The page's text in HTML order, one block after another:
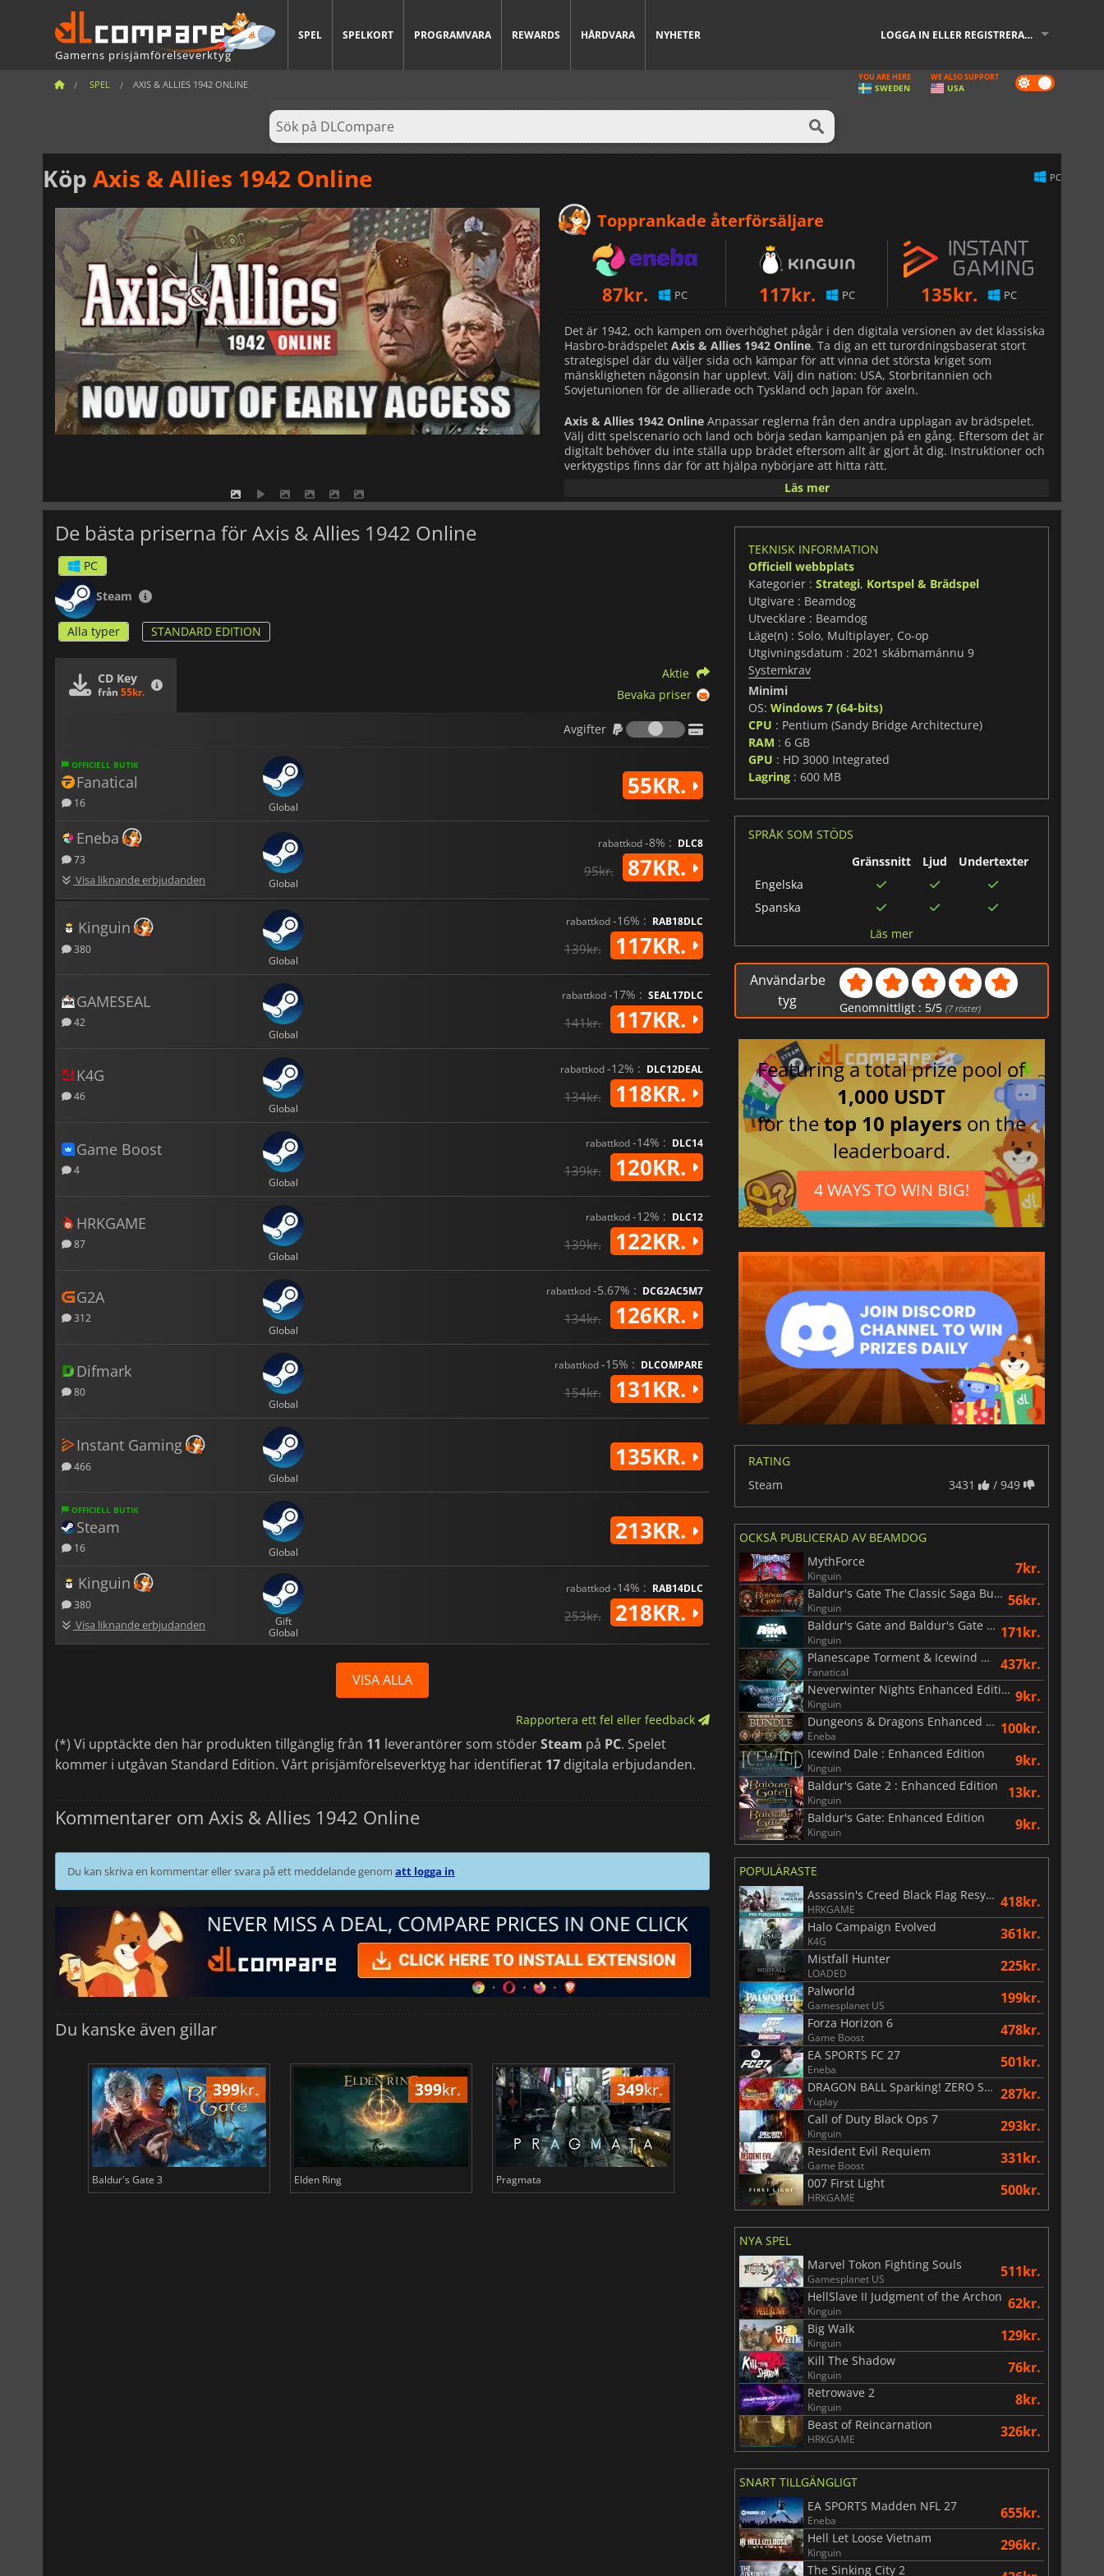
Gamerns prisjämförelseverktyg
SPEL SPELKORT PROGRAMVARA REWARDS HÅRDVARA NYHETER LOGGA IN ELLER REGISTRERA DIG
SPEL AXIS & ALLIES 1942 ONLINE Dark
mode
YOU ARE HERE
SWEDEN
WE ALSO SUPPORT
USA
Köp Axis & Allies 1942 Online PC
Topprankade återförsäljare
87kr. PC 117kr. PC 135kr. PC
Det är 1942, och kampen om överhöghet pågår i den digitala versionen av det klassiska
Hasbro-brädspelet Axis & Allies 1942 Online. Ta dig an ett turordningsbaserat stort
strategispel där du väljer sida och kämpar för att vinna det största kriget som
mänskligheten någonsin har upplevt. Välj din nation: USA, Storbritannien och
Sovjetunionen för de allierade och Tyskland och Japan för axeln.
Axis & Allies 1942 Online Anpassar reglerna från den andra upplagan av brädspelet.
Välj ditt spelscenario och land och börja sedan kampanjen på en gång. Eftersom det är
digitalt behöver du inte ställa upp brädet eftersom allt är gjort åt dig. Instruktioner och
verktygstips finns där för att hjälpa nybörjare att hitta rätt.
Eftersom spelet är turordningsbaserat kan du spela det när din tid tillåter. Din
krigsdagbok kommer att berätta historien om tidigare händelser så att du inte behöver
titta på brädet hela tiden. I en rankad match kan du till och med vänta upp till 24
Utför strider som förstärks av grafik, medryckande musik och ljudeffekter. Spela solo
mot en AI-motståndare eller spela som ett lag med vänner genom att lämna över
kontrollen till en annan spelare. Cross-play med andra på en surfplatta, en dator, en
Mac eller en Linux-maskin. Och om du känner behov av en riktig utmaning kan du testa
Axis & Allies 1942 Online-spelarna i världen i officiella
Läs mer
De bästa priserna för Axis & Allies 1942 Online
PC
Steam
Alla typer STANDARD EDITION
CD Key
från 55kr.
Aktie
Bevaka priser
Avgifter
Avgifter
OFFICIELL BUTIK
Fanatical
16 Global
55KR.
Eneba
73
Visa liknande erbjudanden Global
rabattkod-8% : DLC8
95kr. 87KR.
Kinguin
380
Global
rabattkod-16% : RAB18DLC
139kr. 117KR.
GAMESEAL
42
Global
rabattkod-17% : SEAL17DLC
141kr. 117KR.
K4G
46
Global
rabattkod-12% : DLC12DEAL
134kr. 118KR.
Game Boost
4
Global
rabattkod-14% : DLC14
139kr. 120KR.
HRKGAME
87
Global
rabattkod-12% : DLC12
139kr. 122KR.
G2A
312
Global
rabattkod-5.67% : DCG2AC5M7
134kr. 126KR.
Difmark
80
Global
rabattkod-15% : DLCOMPARE
154kr. 131KR.
Instant Gaming
466
Global
135KR.
OFFICIELL BUTIK
Steam
16 Global
213KR.
Kinguin
380
Visa liknande erbjudanden
Gift
Global
rabattkod-14% : RAB14DLC
253kr. 218KR.
VISA ALLA
Rapportera ett fel eller feedback
(*) Vi upptäckte den här produkten tillgänglig från 11 leverantörer som stöderSteam på PC. Spelet
kommer i utgåvan Standard Edition. Vårt prisjämförelseverktyg har identifierat 17 digitala erbjudanden.
Kommentarer om Axis & Allies 1942 Online
Du kan skriva en kommentar eller svara på ett meddelande genom att logga in
Du kanske även gillar
399kr.
Baldur's Gate 3
399kr.
Elden Ring
349kr.
Pragmata
74kr.
Total War WARHAMMER 3
169
TEKNISK INFORMATION
Officiell webbplats
Kategorier : Strategi, Kortspel & Brädspel
Utgivare : Beamdog
Utvecklare : Beamdog
Läge(n) : Solo, Multiplayer, Co-op
Utgivningsdatum : 2021 skábmamánnu 9
Systemkrav
Minimi
OS: Windows 7 (64-bits)
CPU : Pentium (Sandy Bridge Architecture)
RAM : 6 GB
GPU : HD 3000 Integrated
Lagring: 600 MB
SPRÅK SOM STÖDS
Gränssnitt
Ljud
Undertexter
Engelska
Spanska
Franska
Italienska
Brasiliansk
portugisiska
Polska
Läs mer
Användarbe
tyg
Genomnittligt : 5/5 (7 röster)
Featuring a total prize pool of
1,000 USDT
for thetop 10 players on the
leaderboard.
4 WAYS TO WIN BIG!
RATING
Steam
3431 / 949
OCKSÅ PUBLICERAD AV BEAMDOG
MythForce
Kinguin 7kr.
Baldur's Gate The Classic Saga Bundle
Kinguin 56kr.
Baldur's Gate and Baldur's Gate II Enhanced Editions
Kinguin 171kr.
Planescape Torment & Icewind Dale Enhanced Editions
Fanatical 437kr.
Neverwinter Nights Enhanced Edition
Kinguin 9kr.
Dungeons & Dragons Enhanced Classics Bundle
Eneba 100kr.
Icewind Dale : Enhanced Edition
Kinguin 9kr.
Baldur's Gate 2 : Enhanced Edition
Kinguin 13kr.
Baldur's Gate: Enhanced Edition
Kinguin 9kr.
POPULÄRASTE
Assassin's Creed Black Flag Resynced
HRKGAME 418kr.
Halo Campaign Evolved
K4G 361kr.
Mistfall Hunter
LOADED 225kr.
Palworld
Gamesplanet US 199kr.
Forza Horizon 6
Game Boost 478kr.
EA SPORTS FC 27
Eneba 501kr.
DRAGON BALL Sparking! ZERO Super Limit Breaking NEO
Yuplay 287kr.
Call of Duty Black Ops 7
Kinguin 293kr.
Resident Evil Requiem
Game Boost 331kr.
007 First Light
HRKGAME 500kr.
NYA SPEL
Marvel Tokon Fighting Souls
Gamesplanet US 511kr.
HellSlave II Judgment of the Archon
Kinguin 62kr.
Big Walk
Kinguin 129kr.
Kill The Shadow
Kinguin 76kr.
Retrowave 2
Kinguin 8kr.
Beast of Reincarnation
HRKGAME 326kr.
SNART TILLGÄNGLIGT
EA SPORTS Madden NFL 27
Eneba 655kr.
Hell Let Loose Vietnam
Kinguin 296kr.
The Sinking City 2